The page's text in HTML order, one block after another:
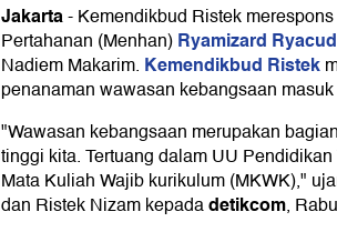
Jakarta-Kemendikbud Ristek
Pertahanan (Menhan)Ryamizard
Nadiem Makarim. Kemendikbud Ristek
penanaman wawasan kebangsaan
"Wawasan kebangsaan merupakan
tinggi kita. Tertuang dalam UU
Mata Kuliah Wajib kurikulum (MKWK),"
dan Ristek Nizam kepadadetikcom,